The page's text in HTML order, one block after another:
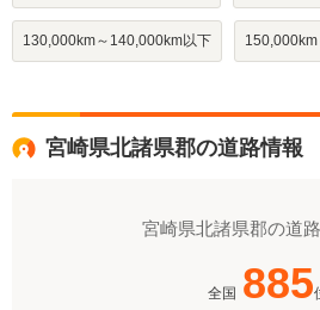
130,000km～140,000km以下 150,000km
宮崎県北諸県郡の道路情報
宮崎県北諸県郡の道
全国 885